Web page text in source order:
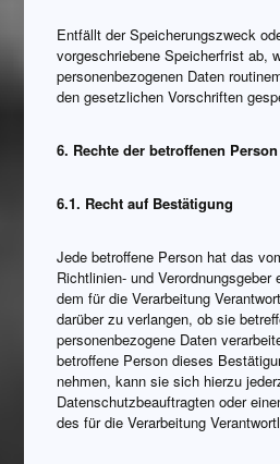
Entfällt der Speicherungszweck
vorgeschriebene Speicherfrist ab,
personenbezogenen Daten
den gesetzlichen Vorschriften
6. Rechte der betroffenen Person
6.1. Recht auf Bestätigung
Jede betroffene Person hat das
Richtlinien- und
dem für die Verarbeitung
darüber zu verlangen, ob sie
personenbezogene Daten
betroffene Person dieses
nehmen, kann sie sich hierzu
Datenschutzbeauftragten oder
des für die Verarbeitung